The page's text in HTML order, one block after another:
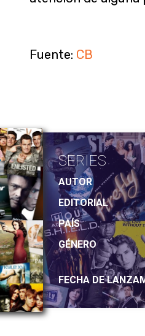
Fuente: CB
SERIES
AUTOR
EDITORIAL
PAÍS
GÉNERO
FECHA DE